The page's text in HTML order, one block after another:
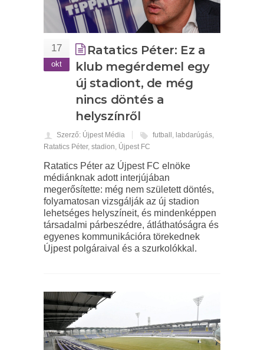
17
okt
Ratatics Péter: Ez a
klub megérdemel egy
új stadiont, de még
nincs döntés a
helyszínről
Szerző: Újpest Média futball , labdarúgás,
Ratatics Péter, stadion, Újpest FC
Ratatics Péter az Újpest FC elnöke
médiánknak adott interjújában
megerősítette: még nem született döntés,
folyamatosan vizsgálják az új stadion
lehetséges helyszíneit, és mindenképpen
társadalmi párbeszédre, átláthatóságra és
egyenes kommunikációra törekednek
Újpest polgáraival és a szurkolókkal.